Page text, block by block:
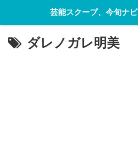
ダレノガレ明美
芸能スクープ、今旬ナビ